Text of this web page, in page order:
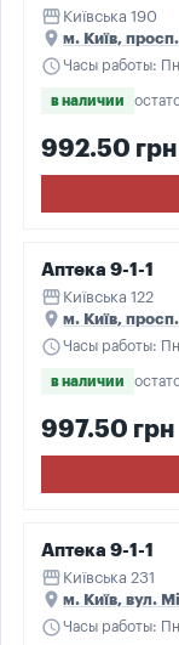
storefront Київська 190
place м. Київ,
scheduleЧасы работы:
в наличии
992.50 грн
Аптека 9-1-1
storefront Київська 122
place м. Київ,
scheduleЧасы работы:
в наличии
997.50 грн
Аптека 9-1-1
storefront Київська 231
place м. Київ, вул.
scheduleЧасы работы: